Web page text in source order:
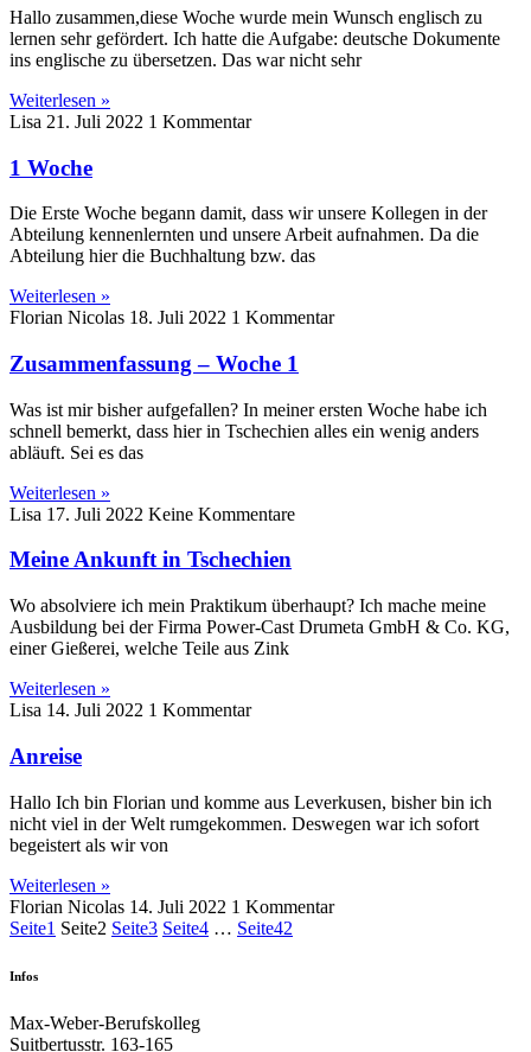
Hallo zusammen,diese Woche wurde mein Wunsch englisch zu
lernen sehr gefördert. Ich hatte die Aufgabe: deutsche Dokumente
ins englische zu übersetzen. Das war nicht sehr
Weiterlesen »
Lisa 21. Juli 2022 1 Kommentar
1 Woche
Die Erste Woche begann damit, dass wir unsere Kollegen in der
Abteilung kennenlernten und unsere Arbeit aufnahmen. Da die
Abteilung hier die Buchhaltung bzw. das
Weiterlesen »
Florian Nicolas 18. Juli 2022 1 Kommentar
Zusammenfassung – Woche 1
Was ist mir bisher aufgefallen? In meiner ersten Woche habe ich
schnell bemerkt, dass hier in Tschechien alles ein wenig anders
abläuft. Sei es das
Weiterlesen »
Lisa 17. Juli 2022 Keine Kommentare
Meine Ankunft in Tschechien
Wo absolviere ich mein Praktikum überhaupt? Ich mache meine
Ausbildung bei der Firma Power-Cast Drumeta GmbH & Co. KG,
einer Gießerei, welche Teile aus Zink
Weiterlesen »
Lisa 14. Juli 2022 1 Kommentar
Anreise
Hallo Ich bin Florian und komme aus Leverkusen, bisher bin ich
nicht viel in der Welt rumgekommen. Deswegen war ich sofort
begeistert als wir von
Weiterlesen »
Florian Nicolas 14. Juli 2022 1 Kommentar
Seite1 Seite2 Seite3 Seite4 … Seite42
Infos
Max-Weber-Berufskolleg
Suitbertusstr. 163-165